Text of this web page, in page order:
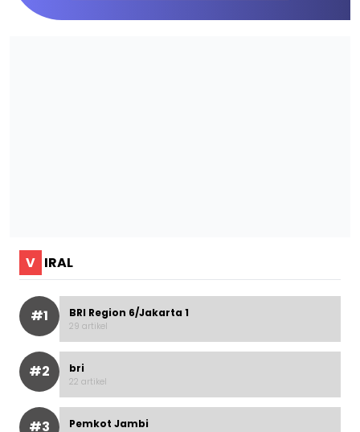
V IRAL
#1 BRI Region 6/Jakarta 1
29 artikel
#2 bri
22 artikel
#3 Pemkot Jambi